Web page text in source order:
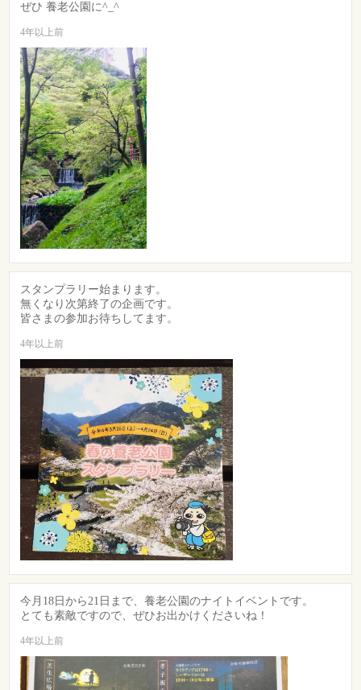
ぜひ 養老公園に^_^
4年以上前
スタンプラリー始まります。
無くなり次第終了の企画です。
皆さまの参加お待ちしてます。
4年以上前
今月18日から21日まで、養老公園のナイトイベントです。
とても素敵ですので、ぜひお出かけくださいね！
4年以上前